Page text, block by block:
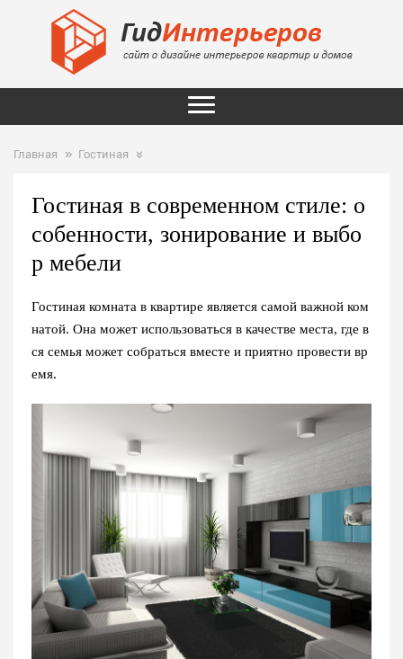
Главная Гостиная
Гостиная в современном стиле: о
собенности, зонирование и выбо
р мебели
Гостиная комната в квартире является самой важной ком
натой. Она может использоваться в качестве места, где в
ся семья может собраться вместе и приятно провести вр
емя.